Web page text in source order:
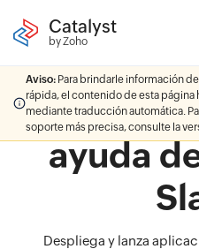
Catalyst
by Zoho
Aviso: Para brindarle información
rápida, el contenido de esta página
mediante traducción automática.
soporte más precisa, consulte la
ayuda
Despliega y lanza